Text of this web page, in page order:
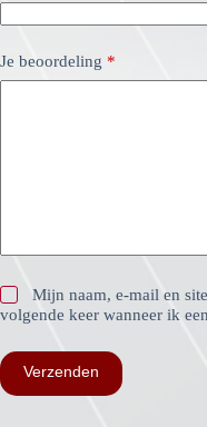
Je beoordeling *
Mijn naam, e-mail en
volgende keer wanneer ik
Verzenden